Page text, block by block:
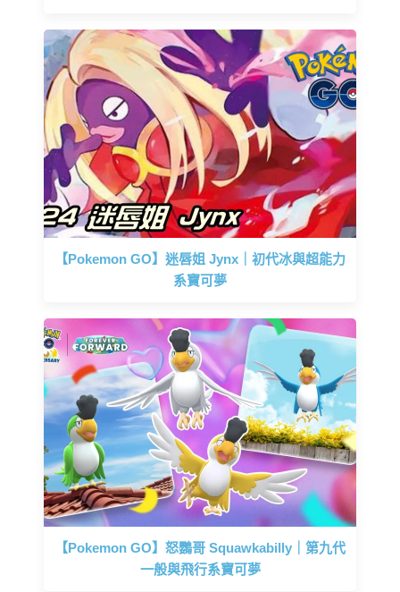
【Pokemon GO】迷唇姐 Jynx｜初代冰與超能力
系寶可夢
【Pokemon GO】怒鸚哥 Squawkabilly｜第九代
一般與飛行系寶可夢